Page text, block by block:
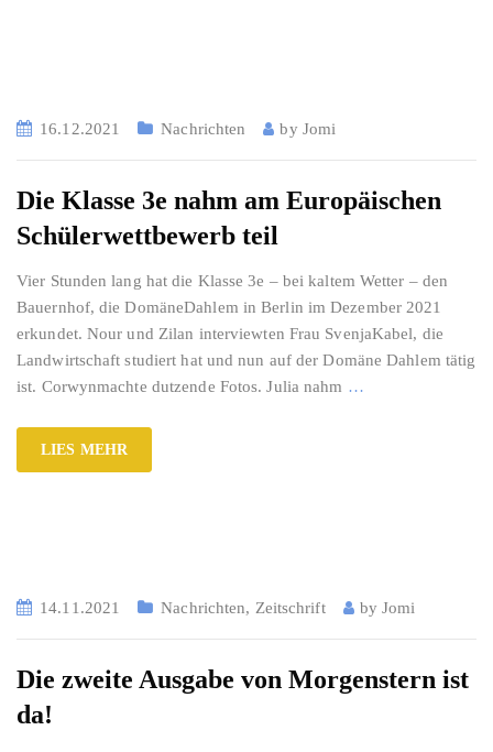
16.12.2021 Nachrichten by Jomi
Die Klasse 3e nahm am Europäischen
Schülerwettbewerb teil
Vier Stunden lang hat die Klasse 3e – bei kaltem Wetter – den
Bauernhof, die DomäneDahlem in Berlin im Dezember 2021
erkundet. Nour und Zilan interviewten Frau SvenjaKabel, die
Landwirtschaft studiert hat und nun auf der Domäne Dahlem tätig
ist. Corwynmachte dutzende Fotos. Julia nahm …
LIES MEHR
14.11.2021 Nachrichten, Zeitschrift byJomi
Die zweite Ausgabe von Morgenstern ist
da!